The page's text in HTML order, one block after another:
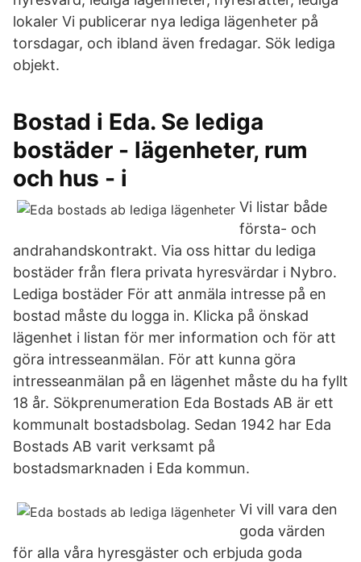
lokaler Vi publicerar nya lediga lägenheter på
torsdagar, och ibland även fredagar. Sök lediga
objekt.
Bostad i Eda. Se lediga
bostäder - lägenheter, rum
och hus - i
Vi listar både
första- och
andrahandskontrakt. Via oss hittar du lediga
bostäder från flera privata hyresvärdar i Nybro.
Lediga bostäder För att anmäla intresse på en
bostad måste du logga in. Klicka på önskad
lägenhet i listan för mer information och för att
göra intresseanmälan. För att kunna göra
intresseanmälan på en lägenhet måste du ha fyllt
18 år. Sökprenumeration Eda Bostads AB är ett
kommunalt bostadsbolag. Sedan 1942 har Eda
Bostads AB varit verksamt på
bostadsmarknaden i Eda kommun.
Vi vill vara den
goda värden
för alla våra hyresgäster och erbjuda goda